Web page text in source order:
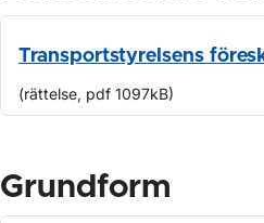
Transportstyrelsens
(rättelse, pdf 1097kB)
Grundform